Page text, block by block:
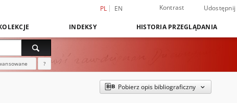
PL EN Kontrast Udostępnij
INDEKSY HISTORIA PRZEGLĄDANIA
?
Pobierz opis bibliograficzny